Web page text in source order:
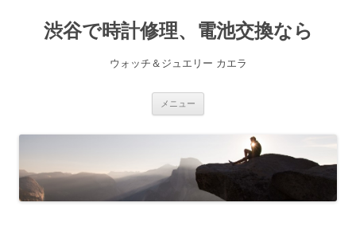
渋谷で時計修理、電池交換なら
ウォッチ＆ジュエリー カエラ
メニュー
ス
キ
プ